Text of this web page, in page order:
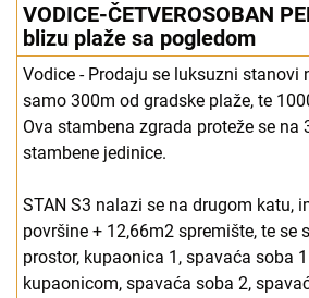
VODICE-ČETVEROSOBAN
blizu plaže sa pogledom
Vodice - Prodaju se luksuzni stanovi
samo 300m od gradske plaže, te
Ova stambena zgrada proteže se na
stambene jedinice.
STAN S3 nalazi se na drugom katu,
površine + 12,66m2 spremište, te se
prostor, kupaonica 1, spavaća soba
kupaonicom, spavaća soba 2,